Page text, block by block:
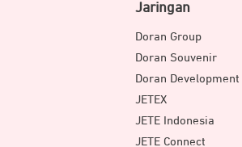
Jaringan
Doran Group
Doran Souvenir
Doran Development
JETEX
JETE Indonesia
JETE Connect